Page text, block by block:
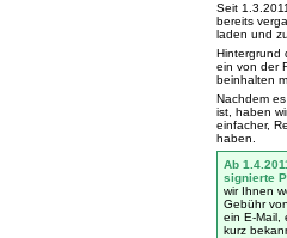
Seit
bereits
laden und
Hintergrund
ein von der
beinhalten
Nachdem
ist, haben
einfacher,
haben.
Ab
signierte
wir Ihnen
Gebühr von
ein E-Mail,
kurz